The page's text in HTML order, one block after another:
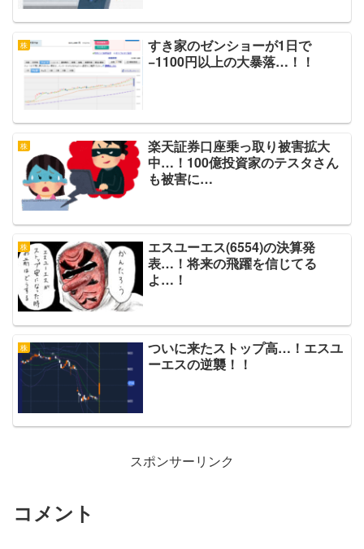
株
すき家のゼンショーが1日で
−1100円以上の大暴落…！！
株
楽天証券口座乗っ取り被害拡大
中…！100億投資家のテスタさん
も被害に…
株
エスユーエス(6554)の決算発
表…！将来の飛躍を信じてる
よ…！
株
ついに来たストップ高…！エスユ
ーエスの逆襲！！
スポンサーリンク
コメント